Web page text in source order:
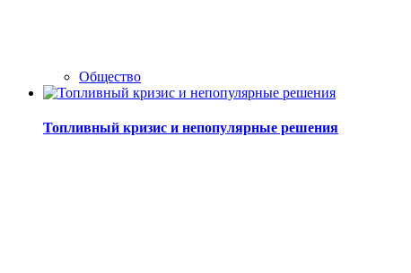
Общество
Топливный кризис и непопулярные решения